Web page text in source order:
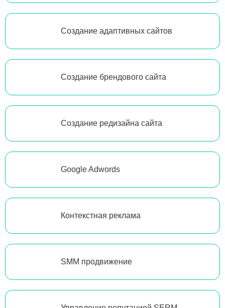
Создание адаптивных сайтов
Создание брендового сайта
Создание редизайна сайта
Google Adwords
Контекстная реклама
SMM продвижение